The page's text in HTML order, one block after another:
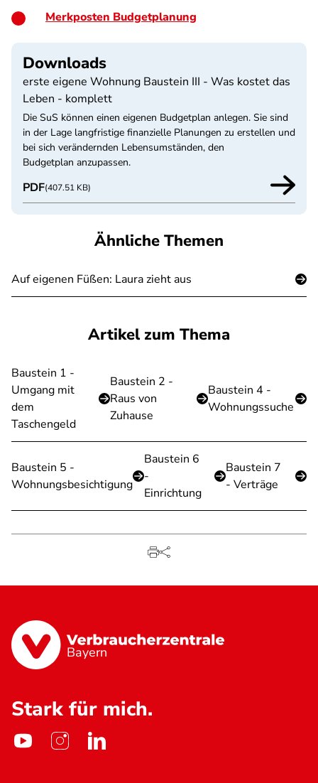
Merkposten Budgetplanung
Downloads
erste eigene Wohnung Baustein III - Was kostet das
Leben - komplett
Die SuS können einen eigenen Budgetplan anlegen. Sie sind
in der Lage langfristige finanzielle Planungen zu erstellen und
bei sich verändernden Lebensumständen, den
Budgetplan anzupassen.
PDF(407.51 KB)
Ähnliche Themen
Auf eigenen Füßen: Laura zieht aus
Artikel zum Thema
Baustein 1 -
Umgang mit
dem
Taschengeld
Baustein 2 -
Raus von
Zuhause
Baustein 4 -
Wohnungssuche
Baustein 5 -
Wohnungsbesichtigung
Baustein 6
-
Einrichtung
Baustein 7
- Verträge
Bayern
Stark für mich.